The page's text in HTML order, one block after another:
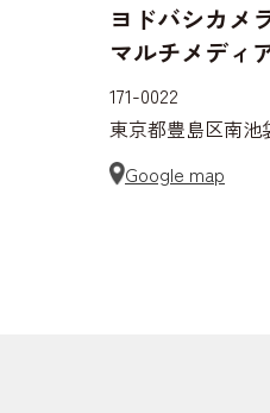
ヨドバシカメ
マルチメディ
171-0022
東京都豊島区南池
Google map